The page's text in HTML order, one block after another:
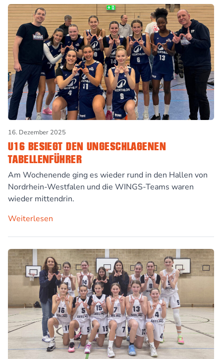
16. Dezember 2025
U16 BESIEGT DEN UNGESCHLAGENEN
TABELLENFÜHRER
Am Wochenende ging es wieder rund in den Hallen von
Nordrhein-Westfalen und die WINGS-Teams waren
wieder mittendrin.
Weiterlesen